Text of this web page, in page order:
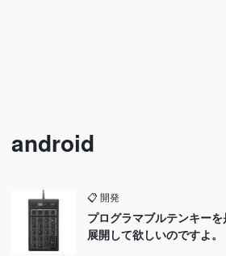
android
📋 開発
プログラマブルテンキー
展開して欲しいのですよ。